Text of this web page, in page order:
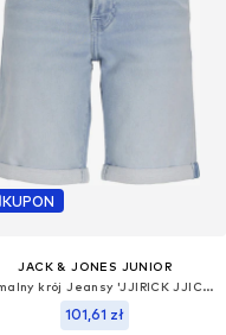
KUPON
JACK & JONES JUNIOR
Normalny krój Jeansy 'JJIRICK JJICON'
101,61 zł